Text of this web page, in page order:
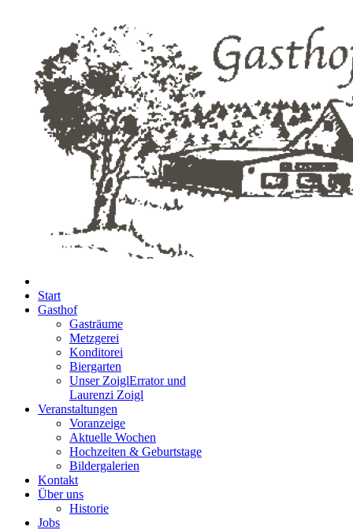
Start
Gasthof
Gasträume
Metzgerei
Konditorei
Biergarten
Unser ZoiglErrator und
Laurenzi Zoigl
Veranstaltungen
Voranzeige
Aktuelle Wochen
Hochzeiten & Geburtstage
Bildergalerien
Kontakt
Über uns
Historie
Jobs